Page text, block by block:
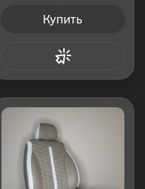
Купить